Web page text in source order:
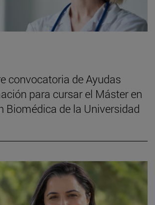
convocatoria de Ayudas
para cursar el Máster en
Biomédica de la Universidad